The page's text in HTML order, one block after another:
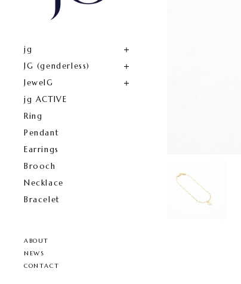
jg
JG (genderless)
JewelG
jg ACTIVE
Ring
Pendant
Earrings
Brooch
Necklace
Bracelet
ABOUT
NEWS
CONTACT